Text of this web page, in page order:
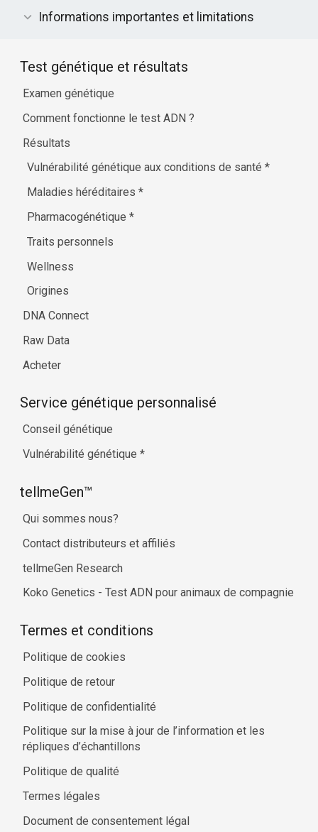
Informations importantes et limitations
Test génétique et résultats
Examen génétique
Comment fonctionne le test ADN ?
Résultats
Vulnérabilité génétique aux conditions de santé*
Maladies héréditaires*
Pharmacogénétique*
Traits personnels
Wellness
Origines
DNA Connect
Raw Data
Acheter
Service génétique personnalisé
Conseil génétique
Vulnérabilité génétique *
tellmeGen™
Qui sommes nous?
Contact distributeurs et affiliés
tellmeGen Research
Koko Genetics - Test ADN pour animaux de compagnie
Termes et conditions
Politique de cookies
Politique de retour
Politique de confidentialité
Politique sur la mise à jour de l’information et les
répliques d’échantillons
Politique de qualité
Termes légales
Document de consentement légal